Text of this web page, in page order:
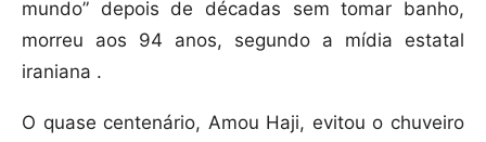
mundo” depois de décadas sem tomar banho,
morreu aos 94 anos, segundo a mídia estatal
iraniana .
O quase centenário, Amou Haji, evitou o chuveiro